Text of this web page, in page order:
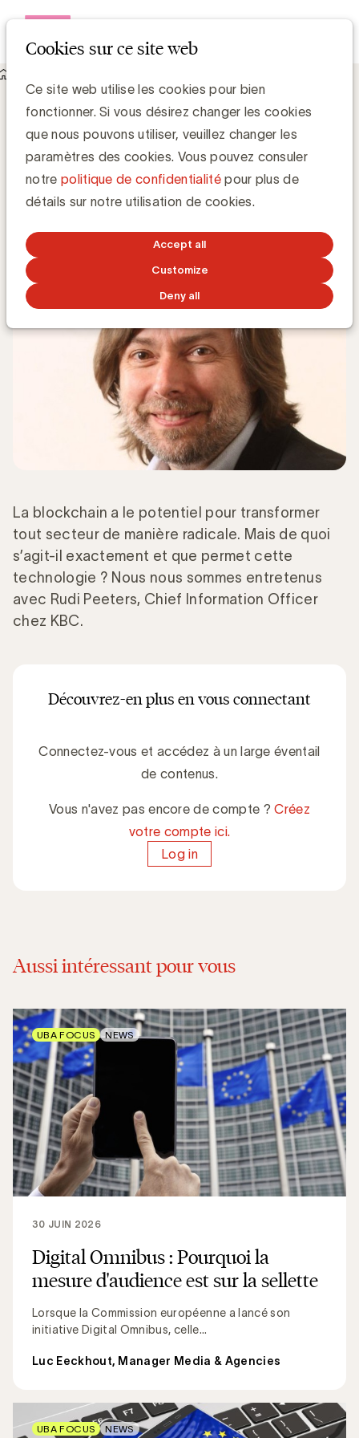
Cookies sur ce site web
Ce site web utilise les cookies pour bien
fonctionner. Si vous désirez changer les cookies
que nous pouvons utiliser, veuillez changer les
paramètres des cookies. Vous pouvez consuler
notre politique de confidentialitépour plus de
détails sur notre utilisation de cookies.
Accept all
Customize
Deny all
Trois questions sur la blockchain à Rudi Peeters, CIO chez
KBC
Trois questions sur la blockchain à Rudi
Peeters, CIO chez KBC
Chris Van Roey
26 FÉVRIER 2018
La blockchain a le potentiel pour transformer
tout secteur de manière radicale. Mais de quoi
s’agit-il exactement et que permet cette
technologie ? Nous nous sommes entretenus
avec Rudi Peeters, Chief Information Officer
chez KBC.
Découvrez-en plus en vous connectant
Connectez-vous et accédez à un large éventail
de contenus.
Vous n'avez pas encore de compte ?Créez
votre compte ici.
Log in
Aussi intéressant pour vous
Digital Omnibus : Pourquoi la
mesure d'audience est sur la sellette
Lorsque la Commission européenne a lancé son
initiative Digital Omnibus, celle...
30 JUIN 2026
Luc Eeckhout, Manager Media & Agencies
UBA FOCUS NEWS
UBA FOCUS NEWS